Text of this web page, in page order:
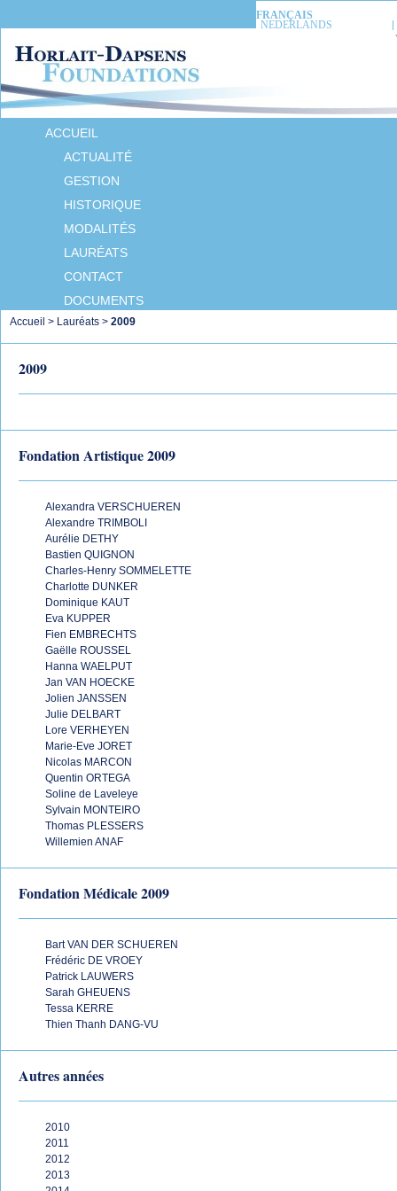
FRANÇAIS
NEDERLANDS
ACCUEIL
ACTUALITÉ
GESTION
HISTORIQUE
MODALITÉS
LAURÉATS
CONTACT
DOCUMENTS
Accueil > Lauréats > 2009
2009
Fondation Artistique 2009
Alexandra VERSCHUEREN
Alexandre TRIMBOLI
Aurélie DETHY
Bastien QUIGNON
Charles-Henry SOMMELETTE
Charlotte DUNKER
Dominique KAUT
Eva KUPPER
Fien EMBRECHTS
Gaëlle ROUSSEL
Hanna WAELPUT
Jan VAN HOECKE
Jolien JANSSEN
Julie DELBART
Lore VERHEYEN
Marie-Eve JORET
Nicolas MARCON
Quentin ORTEGA
Soline de Laveleye
Sylvain MONTEIRO
Thomas PLESSERS
Willemien ANAF
Fondation Médicale 2009
Bart VAN DER SCHUEREN
Frédéric DE VROEY
Patrick LAUWERS
Sarah GHEUENS
Tessa KERRE
Thien Thanh DANG-VU
Autres années
2010
2011
2012
2013